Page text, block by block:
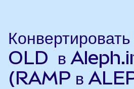
OLD в
(RAMP в